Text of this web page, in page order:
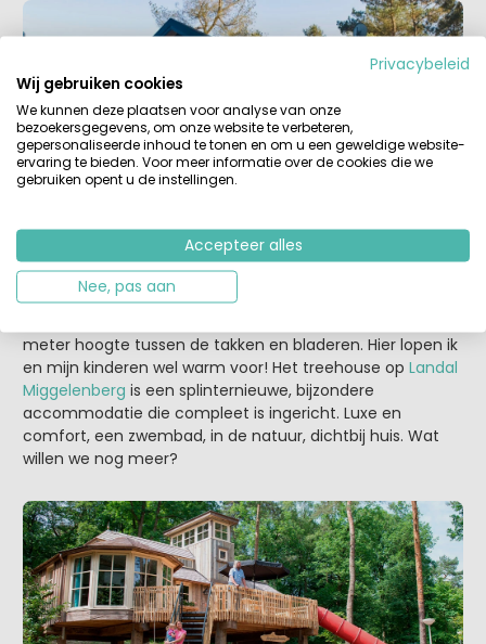
- Huis hoog in de bomen
meter hoogte tussen de takken en bladeren. Hier lopen ik
en mijn kinderen wel warm voor! Het treehouse op Landal
Miggelenberg is een splinternieuwe, bijzondere
accommodatie die compleet is ingericht. Luxe en
comfort, een zwembad, in de natuur, dichtbij huis. Wat
willen we nog meer?
Privacybeleid
Wij gebruiken cookies
We kunnen deze plaatsen voor analyse van onze
bezoekersgegevens, om onze website te verbeteren,
gepersonaliseerde inhoud te tonen en om u een geweldige website-
ervaring te bieden. Voor meer informatie over de cookies die we
gebruiken opent u de instellingen.
Accepteer alles
Nee, pas aan